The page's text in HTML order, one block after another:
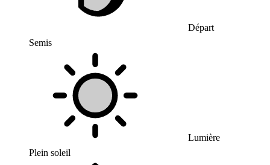
Départ
Semis
Lumière
Plein soleil